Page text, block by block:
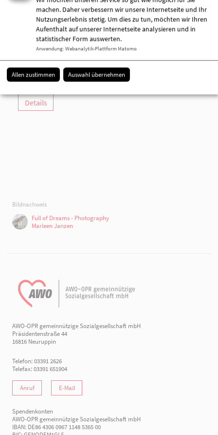
AWO-Familienzentrum "Mittendrin"
Domstraße 4
16868 Wusterhausen (Dosse)
033979 544247
033979 544248
[E-Mail anzeigen]
Details
Bildnachweis
Full of Dreams - Photography
Marleen Janzen
AWO-OPR gemeinnützige Sozialgesellschaft mbH
Präsidentenstraße 44
16816 Neuruppin
Telefon: 03391 2626
Telefax: 03391 651904
Anruf E-Mail
Spendenkonten
AWO-OPR gemeinnützige Sozialgesellschaft mbH
IBAN: DE86 4306 0967 1148 5365 00
machen. Daher verbessern wir unsere Internetseite und Ihr
Nutzungserlebnis stetig. Um dies zu tun, möchten wir Ihren
Aufenthalt auf unserer Internetseite analysieren und in
statistischer Form auswerten.
Anwendung: Webanalytik-Plattform Matomo
Allen zustimmen Auswahl übernehmen